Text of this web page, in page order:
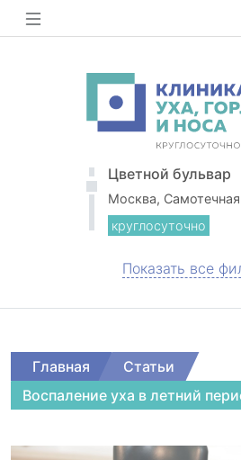
Цветной бульвар
Москва,
круглосуточно
Показать все
Главная
Статьи
Воспаление уха в летний